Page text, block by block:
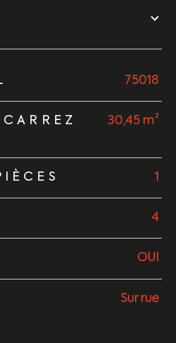
TRAD_ZEPHYR_Valeurs
75018
30,45 m²
1
4
OUI
Sur rue